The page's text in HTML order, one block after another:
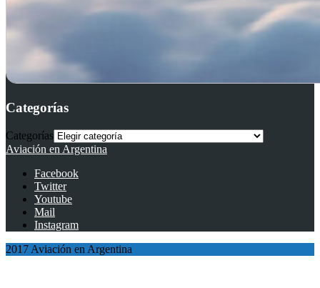
Categorías
Categorías
Aviación en Argentina
Facebook
Twitter
Youtube
Mail
Instagram
2017 Aviación en Argentina